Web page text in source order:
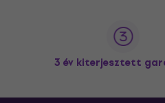
3 év kiterjesztett